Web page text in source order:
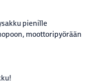
pienille
moottoripyörään